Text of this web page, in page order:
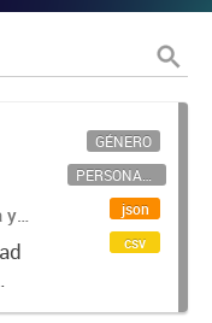
y
GÉNERO
PERSONAL CIENTÍFICO-TECNOLÓGICO
json
csv